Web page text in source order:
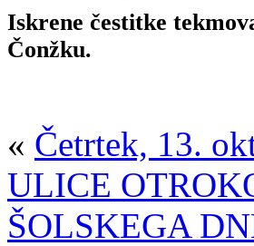
Iskrene čestitke
Čonžku.
« Četrtek, 13.
ULICE
ŠOLSKEGA